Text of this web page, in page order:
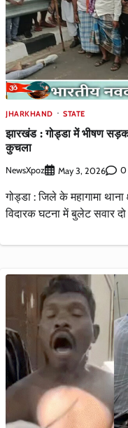
JHARKHAND STATE
झारखंड : गोड्डा में भीषण सड़क
कुचला
NewsXpoz May 3, 2026 0
गोड्डा : जिले के महागामा
विदारक घटना में बुलेट सवार